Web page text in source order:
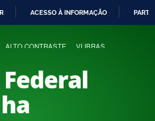
ACESSO À INFORMAÇÃO
ALTO CONTRASTE VLIBRAS